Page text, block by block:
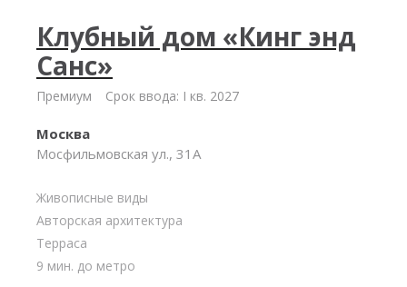
Клубный дом «Кинг энд
Санс»
Премиум Срок ввода: I кв. 2027
Москва
Мосфильмовская ул., 31А
Живописные виды
Авторская архитектура
Терраса
9 мин. до метро